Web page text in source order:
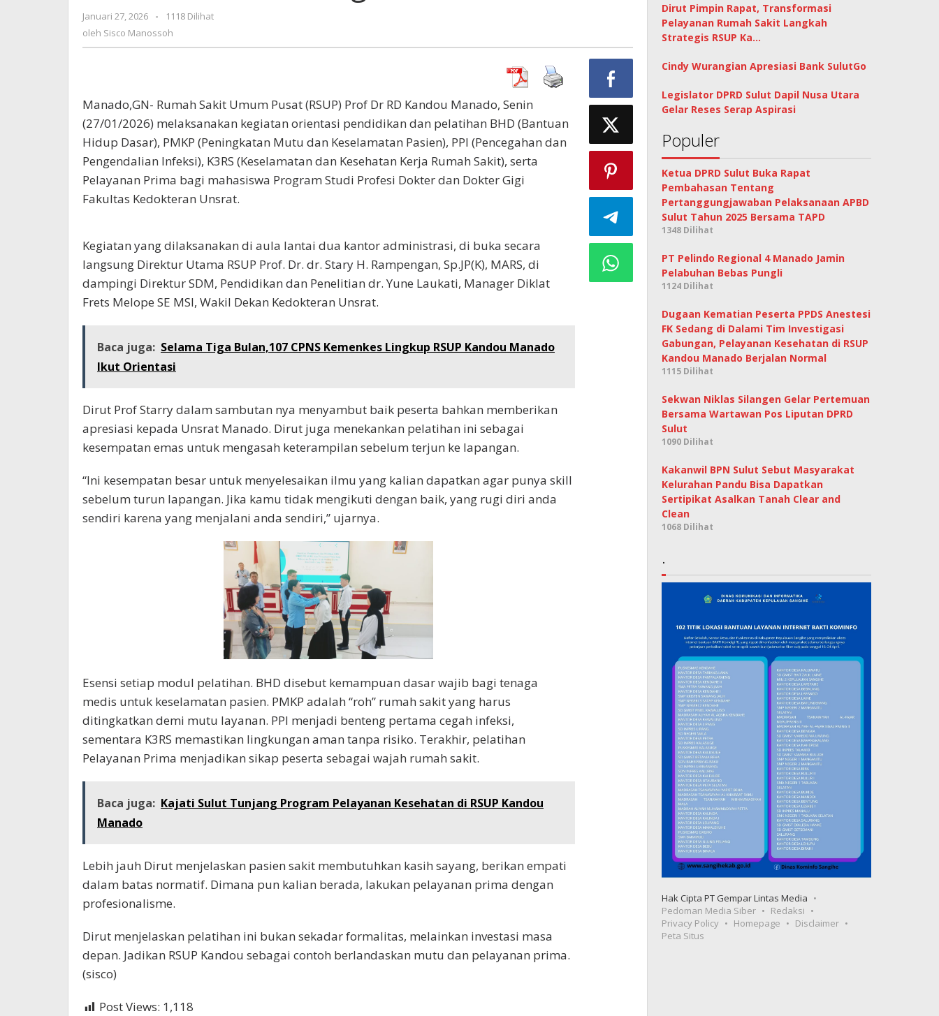
Januari 27, 2026
oleh
Sisco
-
1118 Dilihat
oleh Sisco Manossoh
Manado,GN- Rumah Sakit Umum Pusat (RSUP) Prof Dr RD Kandou Manado, Senin
(27/01/2026) melaksanakan kegiatan orientasi pendidikan dan pelatihan BHD (Bantuan
Hidup Dasar), PMKP (Peningkatan Mutu dan Keselamatan Pasien), PPI (Pencegahan dan
Pengendalian Infeksi), K3RS (Keselamatan dan Kesehatan Kerja Rumah Sakit), serta
Pelayanan Prima bagi mahasiswa Program Studi Profesi Dokter dan Dokter Gigi
Fakultas Kedokteran Unsrat.
Kegiatan yang dilaksanakan di aula lantai dua kantor administrasi, di buka secara
langsung Direktur Utama RSUP Prof. Dr. dr. Stary H. Rampengan, Sp.JP(K), MARS, di
dampingi Direktur SDM, Pendidikan dan Penelitian dr. Yune Laukati, Manager Diklat
Frets Melope SE MSI, Wakil Dekan Kedokteran Unsrat.
Baca juga: Selama Tiga Bulan,107 CPNS Kemenkes Lingkup RSUP Kandou Manado
Ikut Orientasi
Dirut Prof Starry dalam sambutan nya menyambut baik peserta bahkan memberikan
apresiasi kepada Unsrat Manado. Dirut juga menekankan pelatihan ini sebagai
kesempatan emas untuk mengasah keterampilan sebelum terjun ke lapangan.
“Ini kesempatan besar untuk menyelesaikan ilmu yang kalian dapatkan agar punya skill
sebelum turun lapangan. Jika kamu tidak mengikuti dengan baik, yang rugi diri anda
sendiri karena yang menjalani anda sendiri,” ujarnya.
Esensi setiap modul pelatihan. BHD disebut kemampuan dasar wajib bagi tenaga
medis untuk keselamatan pasien. PMKP adalah “roh” rumah sakit yang harus
ditingkatkan demi mutu layanan. PPI menjadi benteng pertama cegah infeksi,
sementara K3RS memastikan lingkungan aman tanpa risiko. Terakhir, pelatihan
Pelayanan Prima menjadikan sikap peserta sebagai wajah rumah sakit.
Baca juga: Kajati Sulut Tunjang Program Pelayanan Kesehatan di RSUP Kandou
Manado
Lebih jauh Dirut menjelaskan pasien sakit membutuhkan kasih sayang, berikan empati
dalam batas normatif. Dimana pun kalian berada, lakukan pelayanan prima dengan
profesionalisme.
Dirut menjelaskan pelatihan ini bukan sekadar formalitas, melainkan investasi masa
depan. Jadikan RSUP Kandou sebagai contoh berlandaskan mutu dan pelayanan prima.
(sisco)
Post Views: 1,118
Dirut Pimpin Rapat, Transformasi
Pelayanan Rumah Sakit Langkah
Strategis RSUP Ka…
Cindy Wurangian Apresiasi Bank SulutGo
Legislator DPRD Sulut Dapil Nusa Utara
Gelar Reses Serap Aspirasi
Populer
Ketua DPRD Sulut Buka Rapat
Pembahasan Tentang
Pertanggungjawaban Pelaksanaan APBD
Sulut Tahun 2025 Bersama TAPD
1348 Dilihat
PT Pelindo Regional 4 Manado Jamin
Pelabuhan Bebas Pungli
1124 Dilihat
Dugaan Kematian Peserta PPDS Anestesi
FK Sedang di Dalami Tim Investigasi
Gabungan, Pelayanan Kesehatan di RSUP
Kandou Manado Berjalan Normal
1115 Dilihat
Sekwan Niklas Silangen Gelar Pertemuan
Bersama Wartawan Pos Liputan DPRD
Sulut
1090 Dilihat
Kakanwil BPN Sulut Sebut Masyarakat
Kelurahan Pandu Bisa Dapatkan
Sertipikat Asalkan Tanah Clear and
Clean
1068 Dilihat
.
Hak Cipta PT Gempar Lintas Media
Pedoman Media Siber
Redaksi
Privacy Policy
Homepage
Disclaimer
Peta Situs